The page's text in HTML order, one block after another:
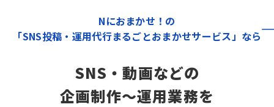
Nにおまかせ！の
「SNS投稿・運用代行まるごとおまかせサービス」なら
SNS・動画などの
企画制作～運用業務を